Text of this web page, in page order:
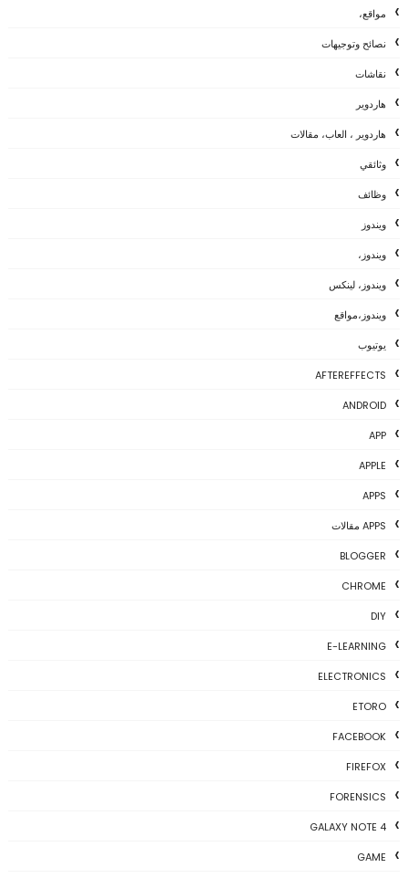
مواقع،
نصائح وتوجيهات
نقاشات
هاردوير
هاردوير ، العاب، مقالات
وثائقي
وظائف
ويندوز
ويندوز،
ويندوز، لينكس
ويندوز،مواقع
يوتيوب
AFTEREFFECTS
ANDROID
APP
APPLE
APPS
APPS مقالات
BLOGGER
CHROME
DIY
E-LEARNING
ELECTRONICS
ETORO
FACEBOOK
FIREFOX
FORENSICS
GALAXY NOTE 4
GAME